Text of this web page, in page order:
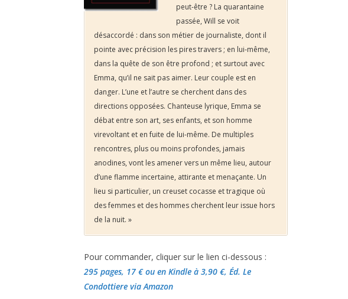
peut-être ? La quarantaine
passée, Will se voit
désaccordé : dans son métier de journaliste, dont il
pointe avec précision les pires travers ; en lui-même,
dans la quête de son être profond ; et surtout avec
Emma, qu’il ne sait pas aimer. Leur couple est en
danger. L’une et l’autre se cherchent dans des
directions opposées. Chanteuse lyrique, Emma se
débat entre son art, ses enfants, et son homme
virevoltant et en fuite de lui-même. De multiples
rencontres, plus ou moins profondes, jamais
anodines, vont les amener vers un même lieu, autour
d’une flamme incertaine, attirante et menaçante. Un
lieu si particulier, un creuset cocasse et tragique où
des femmes et des hommes cherchent leur issue hors
de la nuit. »
Pour commander, cliquer sur le lien ci-dessous :
295 pages, 17 €ou en Kindle à 3,90 €, Éd. Le
Condottiere via Amazon